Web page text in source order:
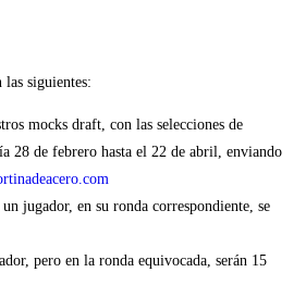
las siguientes:
mocks draft, con las selecciones de
28 de febrero hasta el 22 de abril, enviando
jugador, en su ronda correspondiente, se
pero en la ronda equivocada, serán 15